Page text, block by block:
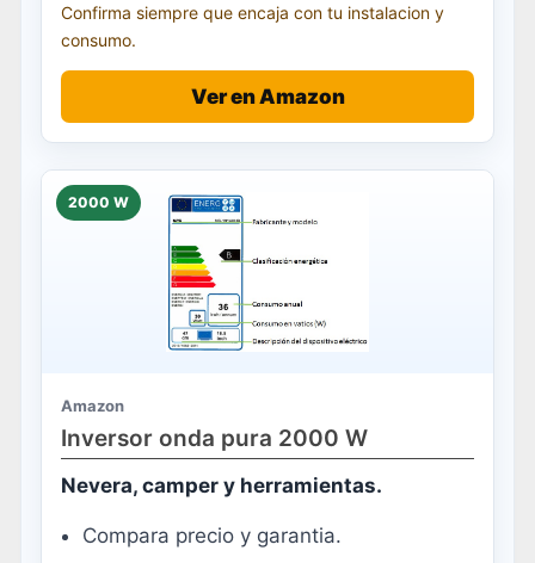
Confirma siempre que encaja con tu instalacion y
consumo.
Ver en Amazon
2000 W
Amazon
Inversor onda pura 2000 W
Nevera, camper y herramientas.
Compara precio y garantia.